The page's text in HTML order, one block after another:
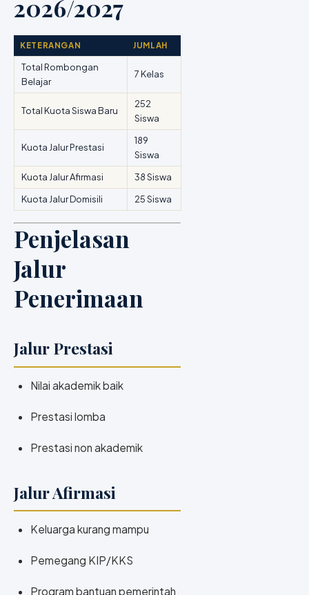
2026/2027
KETERANGAN JUMLAH
Total Rombongan
Belajar
7 Kelas
Total Kuota Siswa Baru
252
Siswa
Kuota Jalur Prestasi
189
Siswa
Kuota Jalur Afirmasi
38 Siswa
Kuota Jalur Domisili
25 Siswa
Penjelasan
Jalur
Penerimaan
Jalur Prestasi
Nilai akademik baik
Prestasi lomba
Prestasi non akademik
Jalur Afirmasi
Keluarga kurang mampu
Pemegang KIP/KKS
Program bantuan pemerintah